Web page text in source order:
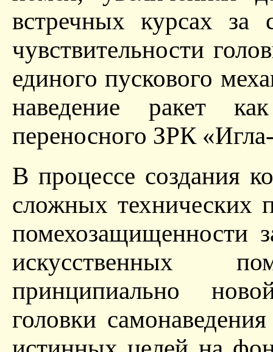
встречных курсах за
чувствительности
единого пускового
наведение ракет
переносного ЗРК
В процессе создания
сложных технических
помехозащищенности
искусственных
принципиально
головки